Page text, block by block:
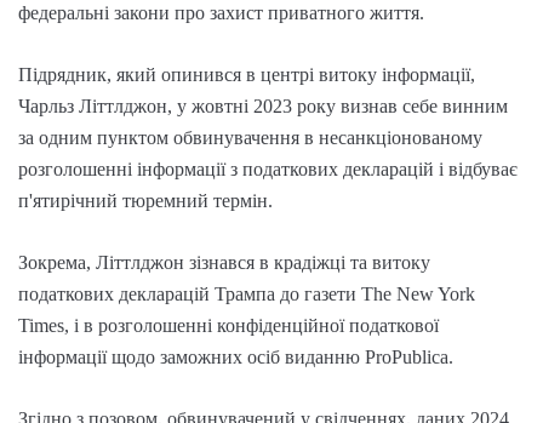
федеральні закони про захист приватного життя.
Підрядник, який опинився в центрі витоку інформації,
Чарльз Літтлджон, у жовтні 2023 року визнав себе винним
за одним пунктом обвинувачення в несанкціонованому
розголошенні інформації з податкових декларацій і відбуває
п'ятирічний тюремний термін.
Зокрема, Літтлджон зізнався в крадіжці та витоку
податкових декларацій Трампа до газети The New York
Times, і в розголошенні конфіденційної податкової
інформації щодо заможних осіб виданню ProPublica.
Згідно з позовом, обвинувачений у свідченнях, даних 2024